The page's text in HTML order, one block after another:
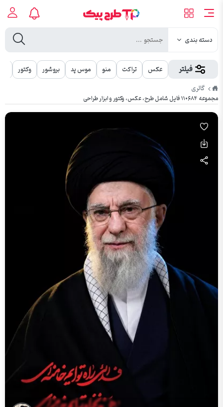
دسته بندی
فیلتر عکس تراکت منو موس پد بروشور وکتور
طرح
پیک
گالری
مجموعه ۱۱۰۶۸۴ فایل شامل طرح، عکس، وکتور و ابزار طراحی